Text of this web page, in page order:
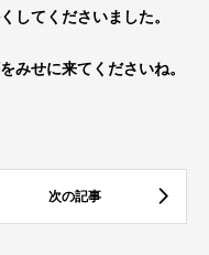
してくださいました。
みせに来てくださいね。